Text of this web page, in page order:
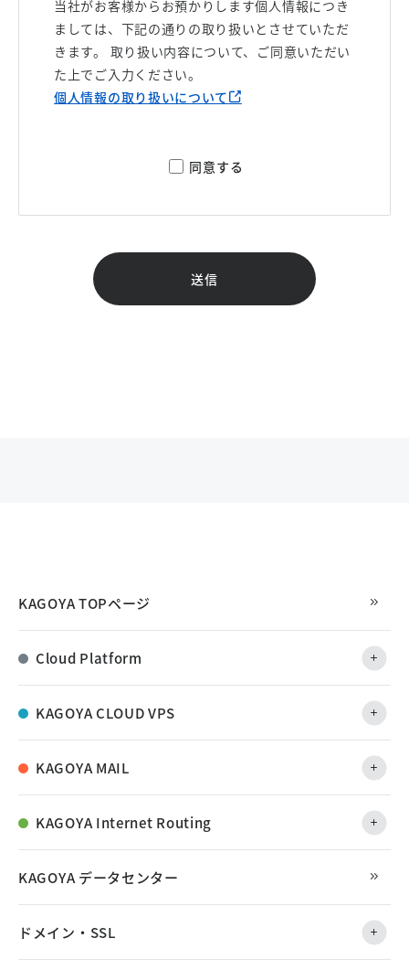
当社がお客様からお預かりします個人情報につき
ましては、下記の通りの取り扱いとさせていただ
きます。 取り扱い内容について、ご同意いただい
た上でご入力ください。
個人情報の取り扱いについて
同意する
送信
KAGOYA TOPページ
Cloud Platform
KAGOYA CLOUD VPS
KAGOYA MAIL
KAGOYA Internet Routing
KAGOYA データセンター
ドメイン・SSL